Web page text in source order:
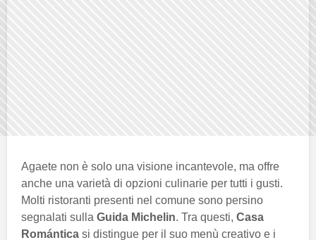
Agaete non è solo una visione incantevole, ma offre
anche una varietà di opzioni culinarie per tutti i gusti.
Molti ristoranti presenti nel comune sono persino
segnalati sulla Guida Michelin. Tra questi, Casa
Romántica si distingue per il suo menù creativo e i